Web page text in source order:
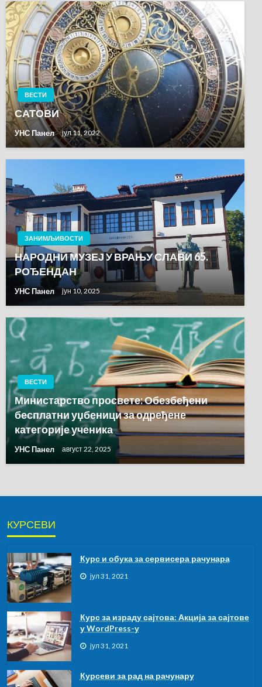
ВЕСТИ
САТОВИ
УНС Панел јул 11, 2022
ЗАНИМЉИВОСТИ
НАРОДНИ МУЗЕЈ У ВРАЊУ СЛАВИ 65.
РОЂЕНДАН
УНС Панел јун 10, 2025
ВЕСТИ
Министарство просвете: Обезбеђени
бесплатни уџбеници за одређене
категорије ученика
УНС Панел август 22, 2025
КУРСЕВИ
Курс и обука за сервисера рачунара
јул 31, 2021
Курс за израду сајтова: Акција за сајтове
у WordPress-у
јул 31, 2021
Курсеви за рад на рачунару